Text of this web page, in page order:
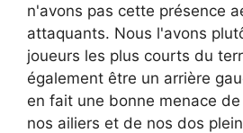
n'avons pas cette présence
attaquants. Nous l'avons
joueurs les plus courts du
également être un arrière
en fait une bonne menace
nos ailiers et de nos dos